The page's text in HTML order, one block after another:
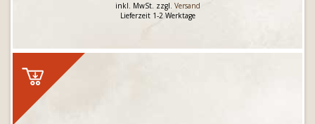
inkl. MwSt. zzgl. Versand
Lieferzeit 1-2 Werktage